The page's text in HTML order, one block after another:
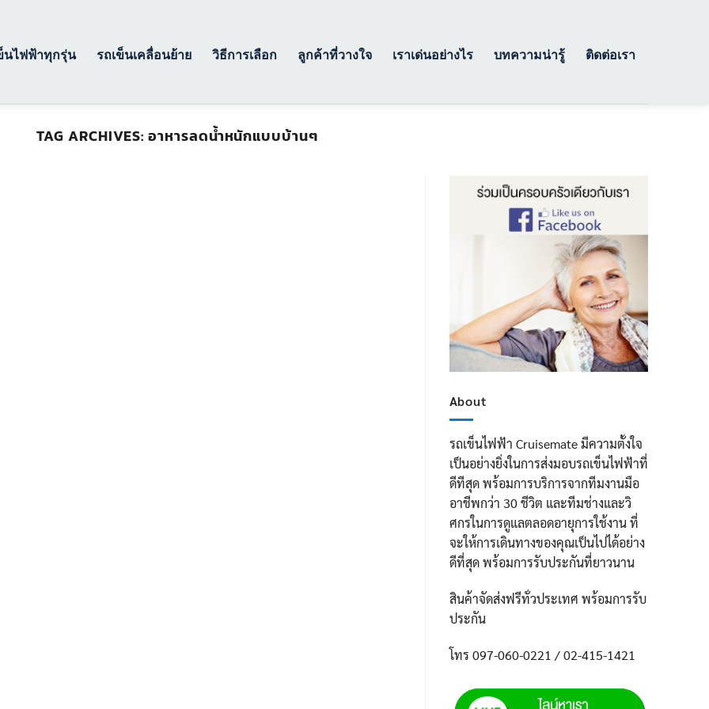
นไฟฟ้าทุกรุ่น รถเข็นเคลื่อนย้าย วิธีการเลือก ลูกค้าที่วางใจ เราเด่นอย่างไร บทความน่ารู้ ติดต่อเรา
TAG ARCHIVES:อาหารลดน้ำหนักแบบบ้านๆ
About
รถเข็นไฟฟ้า Cruisemate มีความตั้งใจ
เป็นอย่างยิ่งในการส่งมอบรถเข็นไฟฟ้าที่
ดีทีสุด พร้อมการบริการจากทีมงานมือ
อาชีพกว่า 30 ชีวิต และทีมช่างและวิ
ศกรในการดูแลตลอดอายุการใช้งาน ที่
จะให้การเดินทางของคุณเป็นไปได้อย่าง
ดีที่สุด พร้อมการรับประกันที่ยาวนาน
สินค้าจัดส่งฟรีทั่วประเทศ พร้อมการรับ
ประกัน
โทร 097-060-0221 / 02-415-1421